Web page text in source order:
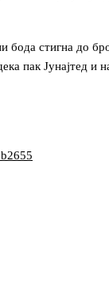
бода стигна до
пак Јунајтед и